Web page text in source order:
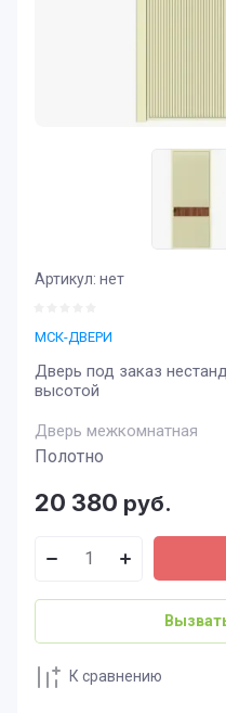
Артикул: нет
МСК-ДВЕРИ
Дверь под заказ
высотой
Дверь межкомнатная
Полотно
20 380 руб.
К сравнению